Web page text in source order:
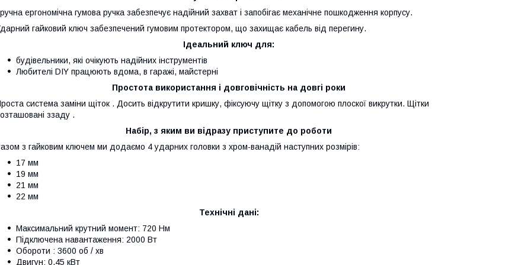
ергономічна гумова ручка забезпечує надійний захват і запобігає механічне пошкодження корпусу.
гайковий ключ забезпечений гумовим протектором, що захищає кабель від перегину.
Ідеальний ключ для:
будівельники, які очікують надійних інструментів
Любителі DIY працюють вдома, в гаражі, майстерні
Простота використання і довговічність на довгі роки
система заміни щіток . Досить відкрутити кришку, фіксуючу щітку з допомогою плоскої викрутки. Щітки
ззаду .
Набір, з яким ви відразу приступите до роботи
з гайковим ключем ми додаємо 4 ударних головки з хром-ванадій наступних розмірів:
17 мм
19 мм
21 мм
22 мм
Технічні дані:
Максимальний крутний момент: 720 Нм
Підключена навантаження: 2000 Вт
Обороти : 3600 об / хв
Двигун: 0,45 кВт